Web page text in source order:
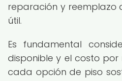
reparación y reemplazo
útil.
Es fundamental
disponible y el costo
cada opción de piso